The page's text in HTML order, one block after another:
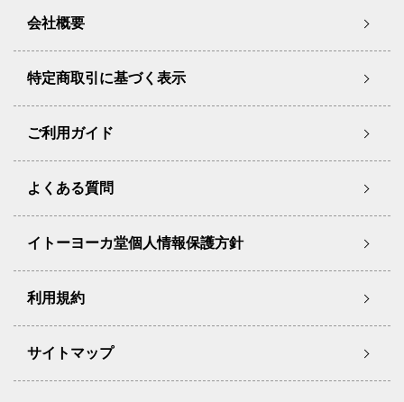
会社概要
特定商取引に基づく表示
ご利用ガイド
よくある質問
イトーヨーカ堂個人情報保護方針
利用規約
サイトマップ